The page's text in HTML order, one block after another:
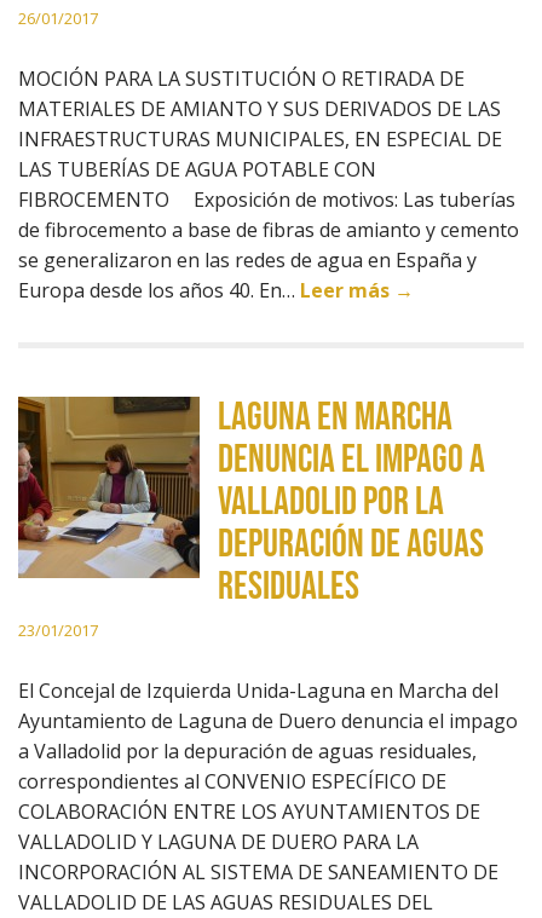
26/01/2017
MOCIÓN PARA LA SUSTITUCIÓN O RETIRADA DE
MATERIALES DE AMIANTO Y SUS DERIVADOS DE LAS
INFRAESTRUCTURAS MUNICIPALES, EN ESPECIAL DE
LAS TUBERÍAS DE AGUA POTABLE CON
FIBROCEMENTO Exposición de motivos: Las tuberías
de fibrocemento a base de fibras de amianto y cemento
se generalizaron en las redes de agua en España y
Europa desde los años 40. En… Leer más →
Laguna en Marcha
denuncia el impago a
Valladolid por la
depuración de aguas
residuales
23/01/2017
El Concejal de Izquierda Unida-Laguna en Marcha del
Ayuntamiento de Laguna de Duero denuncia el impago
a Valladolid por la depuración de aguas residuales,
correspondientes al CONVENIO ESPECÍFICO DE
COLABORACIÓN ENTRE LOS AYUNTAMIENTOS DE
VALLADOLID Y LAGUNA DE DUERO PARA LA
INCORPORACIÓN AL SISTEMA DE SANEAMIENTO DE
VALLADOLID DE LAS AGUAS RESIDUALES DEL